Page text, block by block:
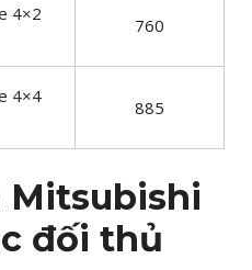
4×2
760
4×4
885
Mitsubishi
đối thủ